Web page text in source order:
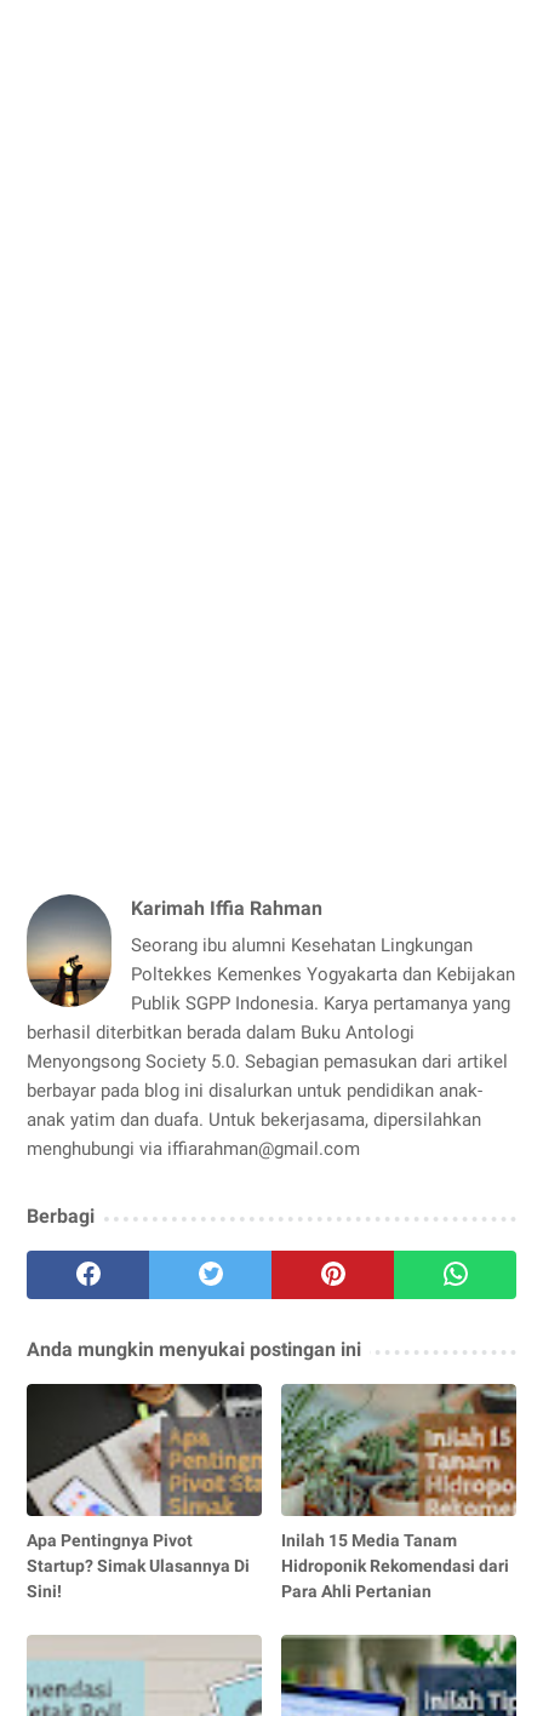
Karimah Iffia Rahman
Seorang ibu alumni Kesehatan Lingkungan
Poltekkes Kemenkes Yogyakarta dan Kebijakan
Publik SGPP Indonesia. Karya pertamanya yang
berhasil diterbitkan berada dalam Buku Antologi
Menyongsong Society 5.0. Sebagian pemasukan dari artikel
berbayar pada blog ini disalurkan untuk pendidikan anak-
anak yatim dan duafa. Untuk bekerjasama, dipersilahkan
menghubungi via iffiarahman@gmail.com
Berbagi
Anda mungkin menyukai postingan ini
Apa Pentingnya Pivot
Startup? Simak Ulasannya Di
Sini!
Inilah 15 Media Tanam
Hidroponik Rekomendasi dari
Para Ahli Pertanian